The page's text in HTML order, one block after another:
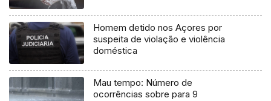
Homem detido nos Açores por
suspeita de violação e violência
doméstica
Mau tempo: Número de
ocorrências sobre para 9